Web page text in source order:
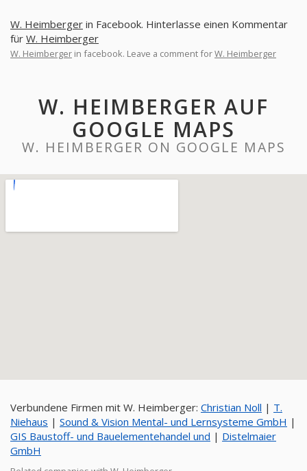
W. Heimberger in Facebook. Hinterlasse einen Kommentar
für W. Heimberger
W. Heimberger in facebook. Leave a comment forW. Heimberger
W. HEIMBERGER AUF
GOOGLE MAPS
W. HEIMBERGER ON GOOGLE MAPS
Verbundene Firmen mit W. Heimberger: Christian Noll | T.
Niehaus | Sound & Vision Mental- und Lernsysteme GmbH |
GIS Baustoff- und Bauelementehandel und | Distelmaier
GmbH